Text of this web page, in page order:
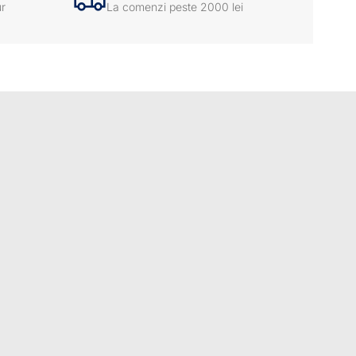
La comenzi peste 2000 lei